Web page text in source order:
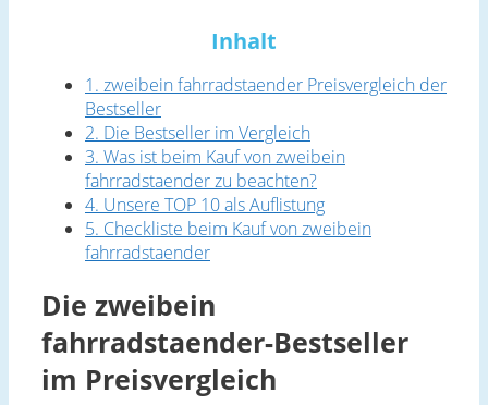
Inhalt
1. zweibein fahrradstaender Preisvergleich der
Bestseller
2. Die Bestseller im Vergleich
3. Was ist beim Kauf von zweibein
fahrradstaender zu beachten?
4. Unsere TOP 10 als Auflistung
5. Checkliste beim Kauf von zweibein
fahrradstaender
Die zweibein
fahrradstaender-Bestseller
im Preisvergleich